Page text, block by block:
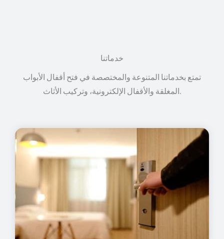
خدماتنا
تمتع بخدماتنا المتنوعة والمختصصة في فتح أقفال الأبواب